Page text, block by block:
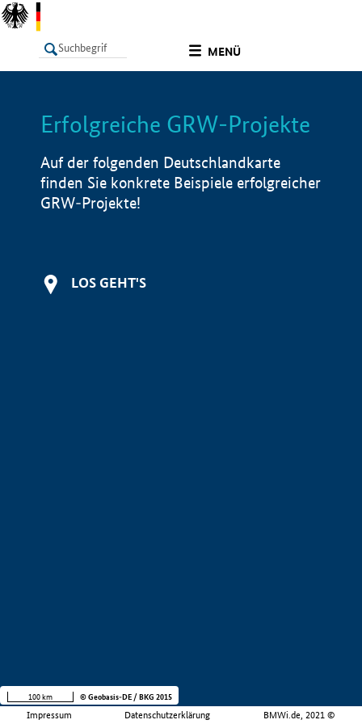
MENÜ
LISTE Info
Erfolgreiche GRW-Projekte
Auf der folgenden Deutschlandkarte
finden Sie konkrete Beispiele erfolgreicher
GRW-Projekte!
LOS GEHT'S
Impressum Datenschutzerklärung BMWi.de, 2021 ©
100 km © Geobasis-DE / BKG 2015